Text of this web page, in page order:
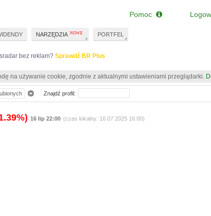
bez reklam? Sprawdź BR Plus
na używanie cookie, zgodnie z aktualnymi ustawieniami przeglądarki.
16 lip 22:00 (czas lokalny: 16.07.2025 16:00)
Znajdź profil:
NARZĘDZIA PORTFEL
Pomoc